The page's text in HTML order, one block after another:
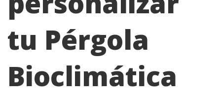
tu Pérgola
Bioclimática